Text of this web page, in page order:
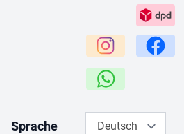
Sprache Deutsch